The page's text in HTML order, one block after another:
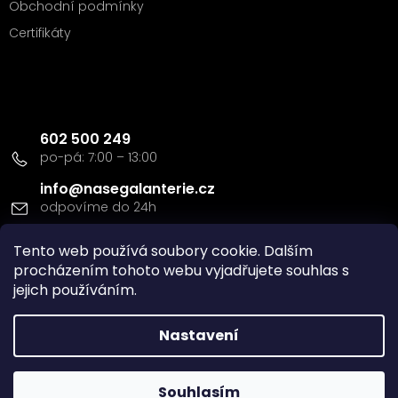
Tento web používá soubory cookie. Dalším
procházením tohoto webu vyjadřujete souhlas s
jejich používáním.
Nastavení
Souhlasím
Obchodní podmínky
Certifikáty
info@nasegalanterie.cz
602 500 249
Doprava a platba
Vytvořil Shoptet
Naše Galanterie s.r.o